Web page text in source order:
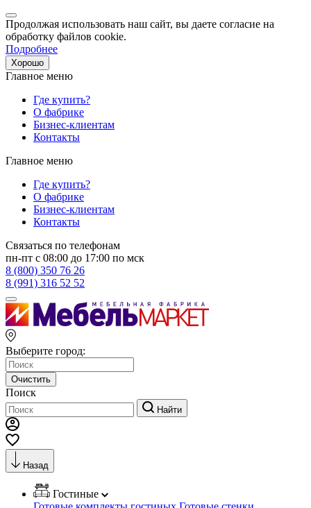
Продолжая использовать наш сайт, вы даете согласие на
обработку файлов cookie.
Подробнее
Хорошо
Главное меню
Где купить?
О фабрике
Бизнес-клиентам
Контакты
Главное меню
Где купить?
О фабрике
Бизнес-клиентам
Контакты
Связаться по телефонам
пн-пт с 08:00 до 17:00 по мск
8 (800) 350 76 26
8 (991) 316 52 52
Выберите город:
Очистить
Поиск
Найти
Назад
Гостиные